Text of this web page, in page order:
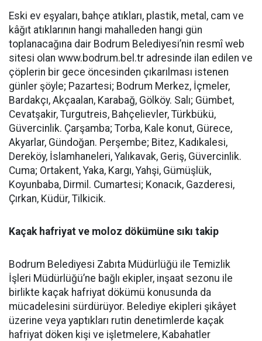
Eski ev eşyaları, bahçe atıkları, plastik, metal, cam ve
kâğıt atıklarının hangi mahalleden hangi gün
toplanacağına dair Bodrum Belediyesi’nin resmî web
sitesi olan www.bodrum.bel.tr adresinde ilan edilen ve
çöplerin bir gece öncesinden çıkarılması istenen
günler şöyle; Pazartesi; Bodrum Merkez, İçmeler,
Bardakçı, Akçaalan, Karabağ, Gölköy. Salı; Gümbet,
Cevatşakir, Turgutreis, Bahçelievler, Türkbükü,
Güvercinlik. Çarşamba; Torba, Kale konut, Gürece,
Akyarlar, Gündoğan. Perşembe; Bitez, Kadıkalesi,
Dereköy, İslamhaneleri, Yalıkavak, Geriş, Güvercinlik.
Cuma; Ortakent, Yaka, Kargı, Yahşi, Gümüşlük,
Koyunbaba, Dirmil. Cumartesi; Konacık, Gazderesi,
Çırkan, Küdür, Tilkicik.
Kaçak hafriyat ve moloz dökümüne sıkı takip
Bodrum Belediyesi Zabıta Müdürlüğü ile Temizlik
İşleri Müdürlüğü’ne bağlı ekipler, inşaat sezonu ile
birlikte kaçak hafriyat dökümü konusunda da
mücadelesini sürdürüyor. Belediye ekipleri şikâyet
üzerine veya yaptıkları rutin denetimlerde kaçak
hafriyat döken kişi ve işletmelere, Kabahatler